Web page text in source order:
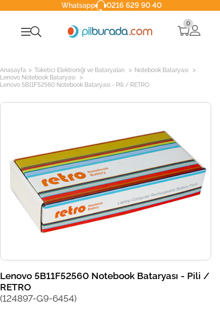
Whatsapp 0216 629 90 40
0
Anasayfa > Tüketici Elektroniği ve Bataryaları > Notebook Bataryası >
Lenovo Notebook Bataryası >
Lenovo 5B11F52560 Notebook Bataryası - Pili / RETRO
Lenovo 5B11F52560 Notebook Bataryası - Pili /
RETRO
(124897-G9-6454)